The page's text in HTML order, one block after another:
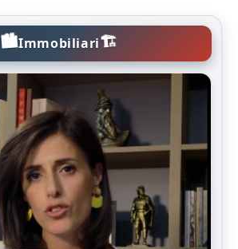
🏙️Immobiliari🏗️